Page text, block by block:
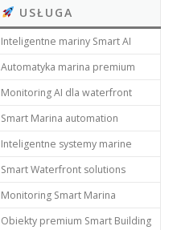
USŁUGA
Inteligentne mariny Smart AI
Automatyka marina premium
Monitoring AI dla waterfront
Smart Marina automation
Inteligentne systemy marine
Smart Waterfront solutions
Monitoring Smart Marina
Obiekty premium Smart Building